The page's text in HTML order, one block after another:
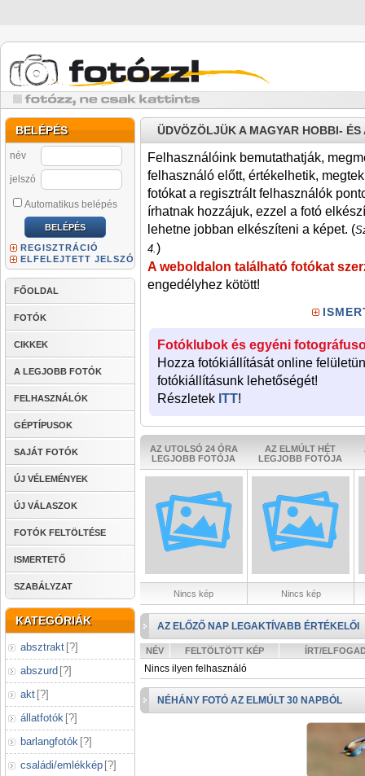
BELÉPÉS
név
jelszó
Automatikus belépés
REGISZTRÁCIÓ
ELFELEJTETT JELSZÓ
FŐOLDAL
FOTÓK
CIKKEK
A LEGJOBB FOTÓK
FELHASZNÁLÓK
GÉPTÍPUSOK
SAJÁT FOTÓK
ÚJ VÉLEMÉNYEK
ÚJ VÁLASZOK
FOTÓK FELTÖLTÉSE
ISMERTETŐ
SZABÁLYZAT
KATEGÓRIÁK
absztrakt [?]
abszurd [?]
akt [?]
állatfotók [?]
barlangfotók [?]
családi/emlékkép [?]
ÜDVÖZÖLJÜK A MAGYAR HOBBI-
Felhasználóink bemutathatják,
felhasználó előtt, értékelhetik,
fotókat a regisztrált felhasználók
írhatnak hozzájuk, ezzel a fotó
lehetne jobban elkészíteni a képet. (
4.)
A weboldalon található fotókat
engedélyhez kötött!
Fotóklubok és egyéni
Hozza fotókiállítását online
fotókiállításunk lehetőségét!
Részletek ITT!
AZ UTOLSÓ 24 ÓRA
LEGJOBB FOTÓJA
AZ ELMÚLT HÉT
LEGJOBB FOTÓJA
Nincs kép Nincs kép
AZ ELŐZŐ NAP LEGAKTÍVABB ÉRTÉKELŐI
NÉV FELTÖLTÖTT KÉP ÍRT/
Nincs ilyen felhasználó
NÉHÁNY FOTÓ AZ ELMÚLT 30 NAPBÓL